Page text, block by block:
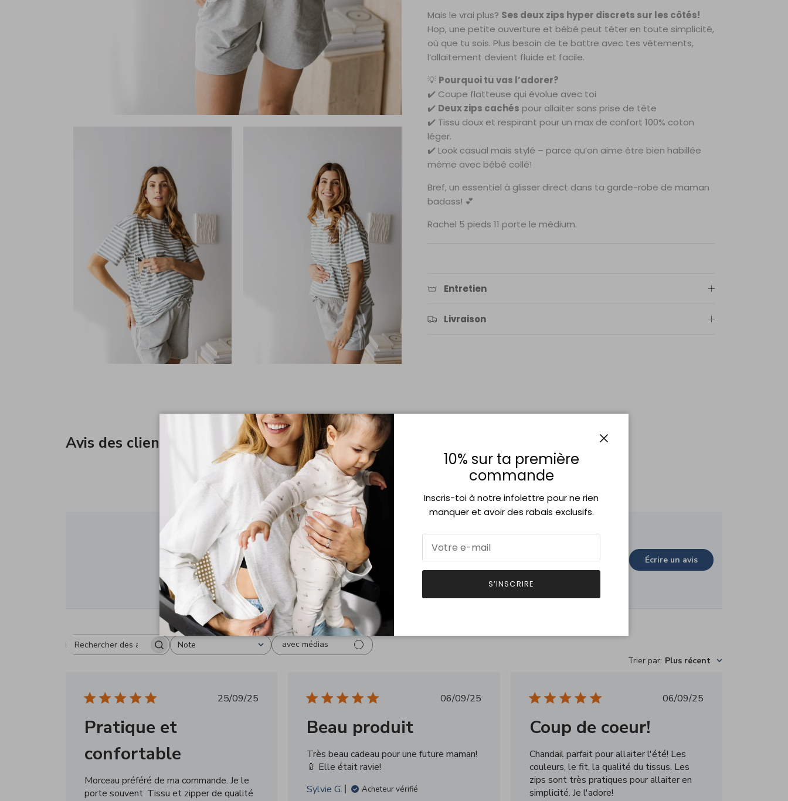
Mais le vrai plus? Ses deux zips hyper discrets sur les côtés!
Hop, une petite ouverture et bébé peut téter en toute simplicité,
où que tu sois. Plus besoin de te battre avec tes vêtements,
l’allaitement devient fluide et facile.
💡 Pourquoi tu vas l’adorer?
✔️ Coupe flatteuse qui évolue avec toi
✔️ Deux zips cachés pour allaiter sans prise de tête
✔️ Tissu doux et respirant pour un max de confort 100% coton
léger.
✔️ Look casual mais stylé – parce qu’on aime être bien habillée
même avec bébé collé!
Bref, un essentiel à glisser direct dans ta garde-robe de maman
badass! 💕
Rachel 5 pieds 11 porte le médium.
Entretien
Livraison
Avis des clients
5 Basé sur 6 avis
5
6
0
1
Écrire un avis
Rechercher
Note
Toutes les évaluations
avec médias
Trier par: Plus récent
Date
25/09/25
Pratique et
confortable
Morceau préféré de ma commande. Je le
porte souvent. Tissu et zipper de qualité
Date
06/09/25
Beau produit
Très beau cadeau pour une future maman!
🍼 Elle était ravie!
Sylvie G.
Acheteur vérifié
Date
06/09/25
Coup de coeur!
Chandail parfait pour allaiter l'été! Les
couleurs, le fit, la qualité du tissus. Les
zips sont très pratiques pour allaiter en
simplicité. Je l'adore!
10% sur ta première
commande
Inscris-toi à notre infolettre pour ne rien
manquer et avoir des rabais exclusifs.
S’INSCRIRE